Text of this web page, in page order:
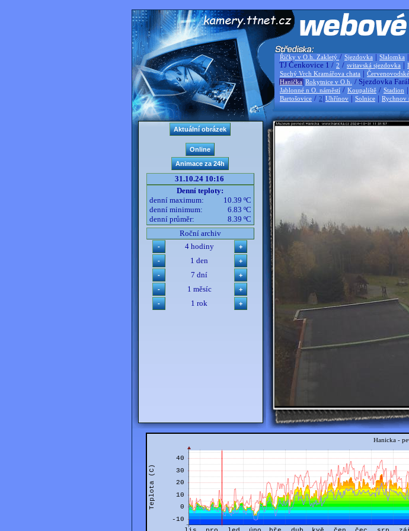
Říčky v O.h. Zakletý / Sjezdovka | Slalomka |
TJ Čenkovice 1 / 2 / svitavská sjezdovka |
Suchý Vrch Kramářova chata |
Hanička |Rokytnice v O.h. / Sjezdovka
Jablonné n O. náměstí / Koupaliště / Stadion |
Bartošovice / 2 |Uhřínov | Solnice | Rychnov
31.10.24 10:16
Denní teploty:
denní maximum:
10.39 ºC
denní minimum:
6.83 ºC
denní průměr:
8.39 ºC
Roční archiv
4 hodiny
1 den
7 dní
1 měsíc
1 rok